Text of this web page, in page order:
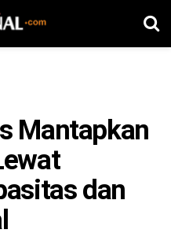
Mantapkan
dan